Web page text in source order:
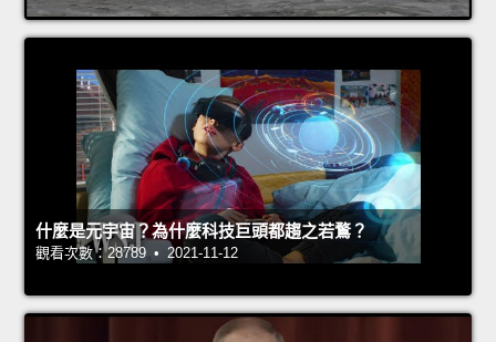
什麼是元宇宙？為什麼科技巨頭都趨之若鶩？
觀看次數：28789 • 2021-11-12